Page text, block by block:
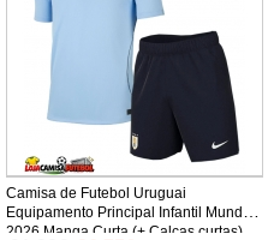
Camisa de Futebol Uruguai
Equipamento Principal Infantil Mundo
2026 Manga Curta (+ Calças curtas)